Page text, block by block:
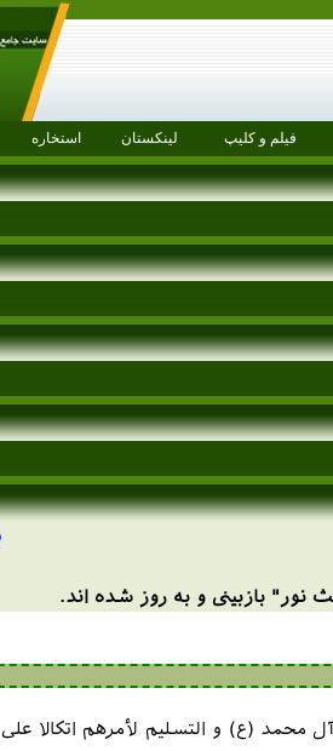
فیلم و کلیپ لینکستان استخاره
نور" بازبینی و به روز شده اند.
(ع) و التسليم لأمرهم اتكالا على